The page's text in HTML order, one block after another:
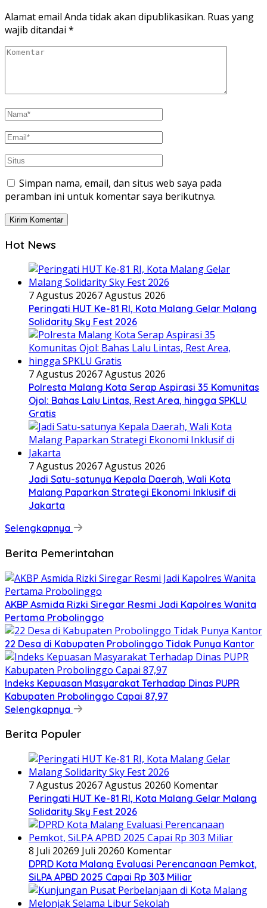
Alamat email Anda tidak akan dipublikasikan. Ruas yang
wajib ditandai *
Simpan nama, email, dan situs web saya pada
peramban ini untuk komentar saya berikutnya.
Hot News
7 Agustus 20267 Agustus 2026
Peringati HUT Ke-81 RI, Kota Malang Gelar Malang
Solidarity Sky Fest 2026
7 Agustus 20267 Agustus 2026
Polresta Malang Kota Serap Aspirasi 35 Komunitas
Ojol: Bahas Lalu Lintas, Rest Area, hingga SPKLU
Gratis
7 Agustus 20267 Agustus 2026
Jadi Satu-satunya Kepala Daerah, Wali Kota
Malang Paparkan Strategi Ekonomi Inklusif di
Jakarta
Selengkapnya
Berita Pemerintahan
AKBP Asmida Rizki Siregar Resmi Jadi Kapolres Wanita
Pertama Probolinggo
22 Desa di Kabupaten Probolinggo Tidak Punya Kantor
Indeks Kepuasan Masyarakat Terhadap Dinas PUPR
Kabupaten Probolinggo Capai 87,97
Selengkapnya
Berita Populer
7 Agustus 20267 Agustus 20260 Komentar
Peringati HUT Ke-81 RI, Kota Malang Gelar Malang
Solidarity Sky Fest 2026
8 Juli 20269 Juli 20260 Komentar
DPRD Kota Malang Evaluasi Perencanaan Pemkot,
SiLPA APBD 2025 Capai Rp 303 Miliar